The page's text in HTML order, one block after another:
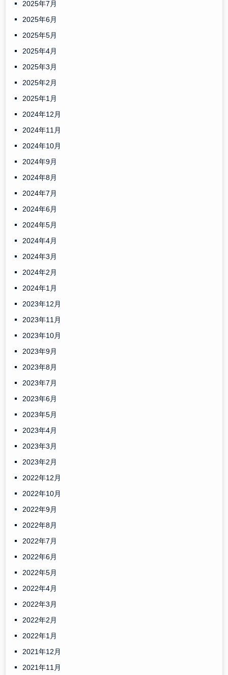
2025年7月
2025年6月
2025年5月
2025年4月
2025年3月
2025年2月
2025年1月
2024年12月
2024年11月
2024年10月
2024年9月
2024年8月
2024年7月
2024年6月
2024年5月
2024年4月
2024年3月
2024年2月
2024年1月
2023年12月
2023年11月
2023年10月
2023年9月
2023年8月
2023年7月
2023年6月
2023年5月
2023年4月
2023年3月
2023年2月
2022年12月
2022年10月
2022年9月
2022年8月
2022年7月
2022年6月
2022年5月
2022年4月
2022年3月
2022年2月
2022年1月
2021年12月
2021年11月